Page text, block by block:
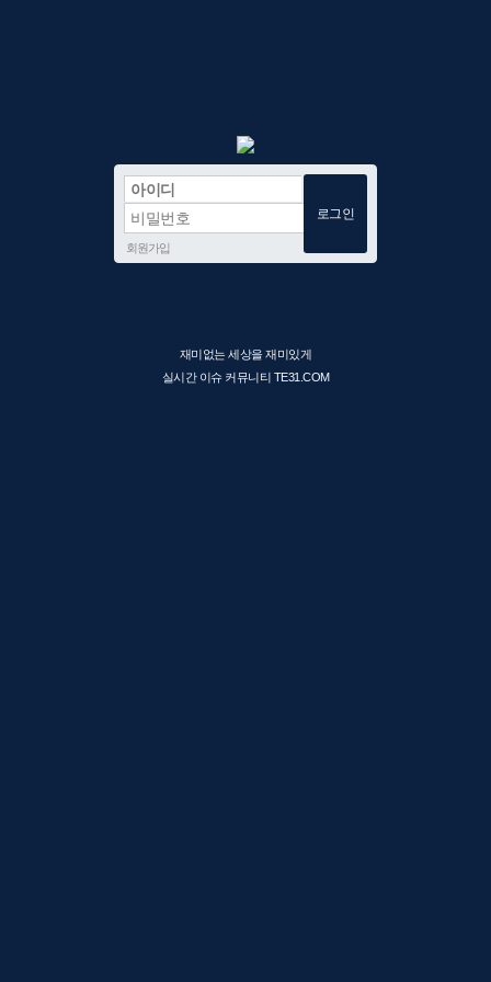
회원가입
재미없는 세상을 재미있게
실시간 이슈 커뮤니티 TE31.COM